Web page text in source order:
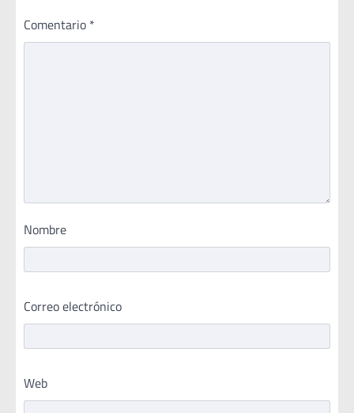
Comentario *
Nombre
Correo electrónico
Web